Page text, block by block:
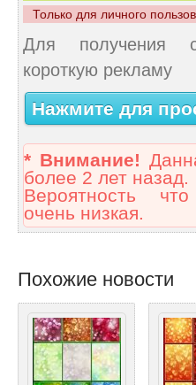
Только для личного
Для получения
короткую рекламу
Нажмите для
* Внимание!
более 2 лет назад.
Вероятность
очень низкая.
Похожие новости